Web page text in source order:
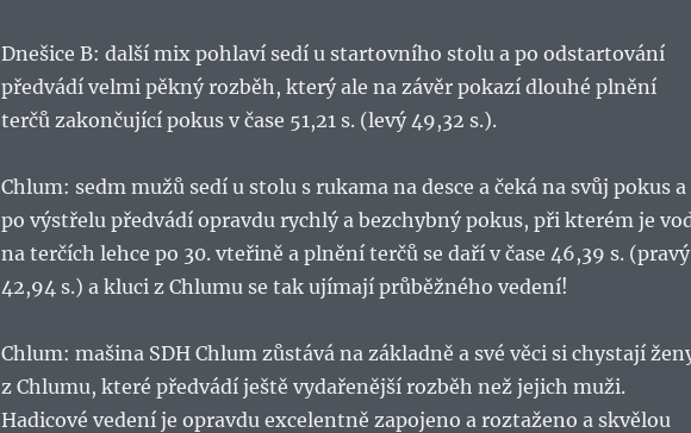
Dnešice B: další mix pohlaví sedí u startovního stolu a po odstartování
předvádí velmi pěkný rozběh, který ale na závěr pokazí dlouhé plnění
terčů zakončující pokus v čase 51,21 s. (levý 49,32 s.).
Chlum: sedm mužů sedí u stolu s rukama na desce a čeká na svůj pokus a
po výstřelu předvádí opravdu rychlý a bezchybný pokus, při kterém je
na terčích lehce po 30. vteřině a plnění terčů se daří v čase 46,39 s. (pravý
42,94 s.) a kluci z Chlumu se tak ujímají průběžného vedení!
Chlum: mašina SDH Chlum zůstává na základně a své věci si chystají
z Chlumu, které předvádí ještě vydařenější rozběh než jejich muži.
Hadicové vedení je opravdu excelentně zapojeno a roztaženo a skvělou